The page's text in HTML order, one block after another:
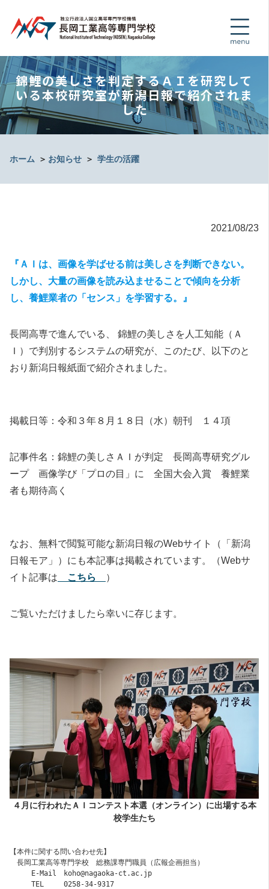
錦鯉の美しさを判定するＡＩを研究して
いる本校研究室が新潟日報で紹介されま
した
ホーム ＞ お知らせ ＞ 学生の活躍
2021/08/23
『ＡＩは、画像を学ばせる前は美しさを判断できない。
しかし、大量の画像を読み込ませることで傾向を分析
し、養鯉業者の「センス」を学習する。』
長岡高専で進んでいる、 錦鯉の美しさを人工知能（Ａ
Ｉ）で判別するシステムの研究が、このたび、以下のと
おり新潟日報紙面で紹介されました。
掲載日等：令和３年８月１８日（水）朝刊 １４項
記事件名：錦鯉の美しさＡＩが判定 長岡高専研究グル
ープ 画像学び「プロの目」に 全国大会入賞 養鯉業
者も期待高く
なお、無料で閲覧可能な新潟日報のWebサイト（「新潟
日報モア」）にも本記事は掲載されています。（Webサ
イト記事は こちら ）
ご覧いただけましたら幸いに存じます。
４月に行われたＡＩコンテスト本選（オンライン）に出場する本
校学生たち
【本件に関する問い合わせ先】
長岡工業高等専門学校　総務課専門職員（広報企画担当）
E-Mail
koho@nagaoka-ct.ac.jp
TEL   　0258-34-9317